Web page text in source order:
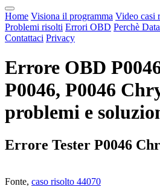
Home Visiona il programma Video casi
Problemi risolti Errori OBD Perchè
Contattaci Privacy
Errore OBD
P0046, P0046
problemi e
Errore Tester P0046
Fonte, caso risolto 44070